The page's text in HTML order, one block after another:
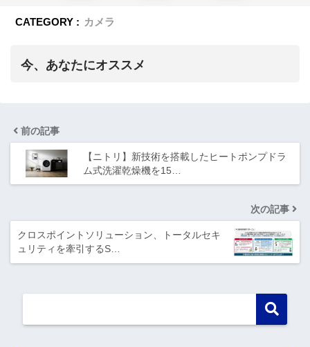
CATEGORY : カメラ
今、あなたにオススメ
前の記事
【ニトリ】新技術を搭載したヒートポンプドラ
ム式洗濯乾燥機を15…
次の記事
クロスポイントソリューション、トータルセキ
ュリティを牽引するS…